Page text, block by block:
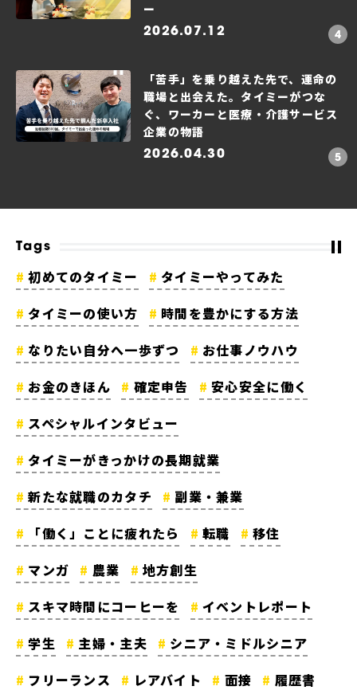
ー
2026.07.12
「苦手」を乗り越えた先で、運命の
職場と出会えた。タイミーがつな
ぐ、ワーカーと医療・介護サービス
企業の物語
2026.04.30
Tags
初めてのタイミー
タイミーやってみた
タイミーの使い方
時間を豊かにする方法
なりたい自分へ一歩ずつ
お仕事ノウハウ
お金のきほん
確定申告
安心安全に働く
スペシャルインタビュー
タイミーがきっかけの長期就業
新たな就職のカタチ
副業・兼業
「働く」ことに疲れたら
転職
移住
マンガ
農業
地方創生
スキマ時間にコーヒーを
イベントレポート
学生
主婦・主夫
シニア・ミドルシニア
フリーランス
レアバイト 面接
履歴書